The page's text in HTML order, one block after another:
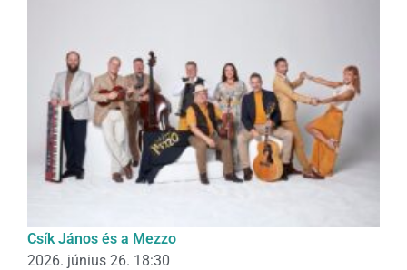
Csík János és a Mezzo
2026. június 26. 18:30